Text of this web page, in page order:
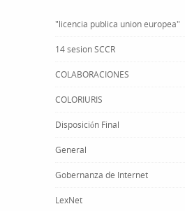
"licencia publica union europea"
14 sesion SCCR
COLABORACIONES
COLORIURIS
Disposición Final
General
Gobernanza de Internet
LexNet